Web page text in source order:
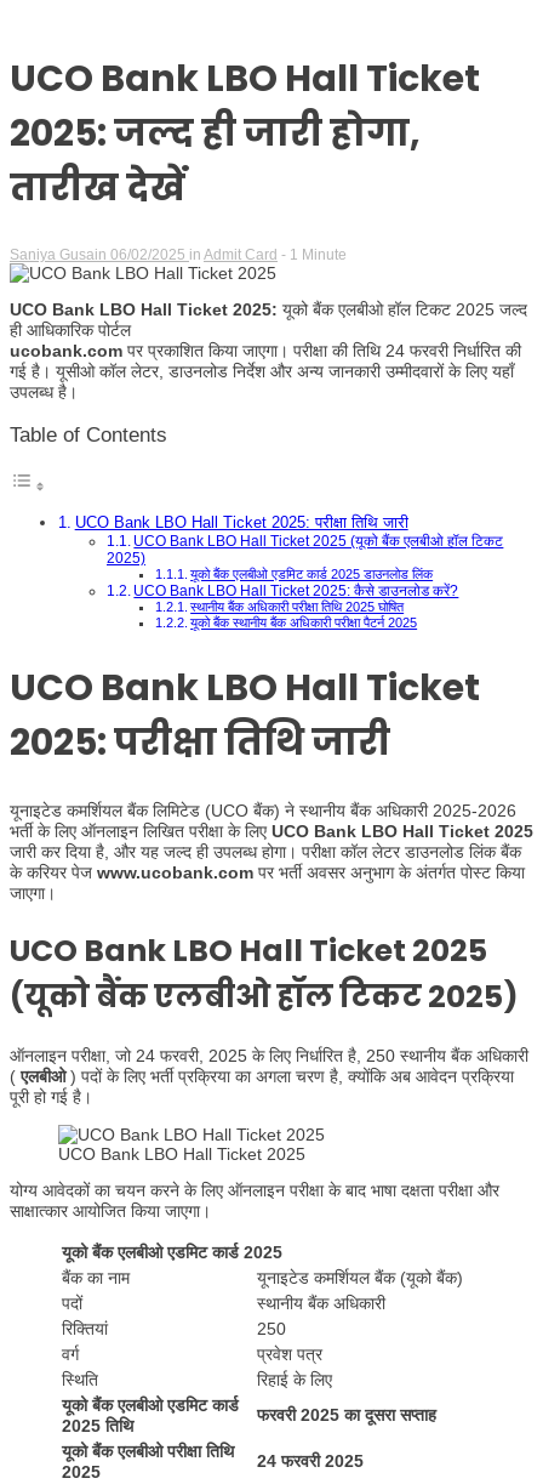
UCO Bank LBO Hall Ticket
2025: जल्द ही जारी होगा,
तारीख देखें
Saniya Gusain 06/02/2025 in Admit Card - 1 Minute
UCO Bank LBO Hall Ticket 2025: यूको बैंक एलबीओ हॉल टिकट 2025 जल्द
ही आधिकारिक पोर्टल
ucobank.com पर प्रकाशित किया जाएगा। परीक्षा की तिथि 24 फरवरी निर्धारित की
गई है। यूसीओ कॉल लेटर, डाउनलोड निर्देश और अन्य जानकारी उम्मीदवारों के लिए यहाँ
उपलब्ध है।
Table of Contents
UCO Bank LBO Hall Ticket 2025: परीक्षा तिथि जारी
UCO Bank LBO Hall Ticket 2025 (यूको बैंक एलबीओ हॉल टिकट
2025)
यूको बैंक एलबीओ एडमिट कार्ड 2025 डाउनलोड लिंक
UCO Bank LBO Hall Ticket 2025: कैसे डाउनलोड करें?
स्थानीय बैंक अधिकारी परीक्षा तिथि 2025 घोषित
यूको बैंक स्थानीय बैंक अधिकारी परीक्षा पैटर्न 2025
UCO Bank LBO Hall Ticket
2025:परीक्षा तिथि जारी
यूनाइटेड कमर्शियल बैंक लिमिटेड (UCO बैंक) ने स्थानीय बैंक अधिकारी 2025-2026
भर्ती के लिए ऑनलाइन लिखित परीक्षा के लिए UCO Bank LBO Hall Ticket 2025
जारी कर दिया है, और यह जल्द ही उपलब्ध होगा। परीक्षा कॉल लेटर डाउनलोड लिंक बैंक
के करियर पेज www.ucobank.com पर भर्ती अवसर अनुभाग के अंतर्गत पोस्ट किया
जाएगा।
UCO Bank LBO Hall Ticket 2025
(यूको बैंक एलबीओ हॉल टिकट 2025)
ऑनलाइन परीक्षा, जो 24 फरवरी, 2025 के लिए निर्धारित है, 250 स्थानीय बैंक अधिकारी
(एलबीओ) पदों के लिए भर्ती प्रक्रिया का अगला चरण है, क्योंकि अब आवेदन प्रक्रिया
पूरी हो गई है।
UCO Bank LBO Hall Ticket 2025
योग्य आवेदकों का चयन करने के लिए ऑनलाइन परीक्षा के बाद भाषा दक्षता परीक्षा और
साक्षात्कार आयोजित किया जाएगा।
यूको बैंक एलबीओ एडमिट कार्ड 2025
बैंक का नाम
यूनाइटेड कमर्शियल बैंक (यूको बैंक)
पदों
स्थानीय बैंक अधिकारी
रिक्तियां
250
वर्ग
प्रवेश पत्र
स्थिति
रिहाई के लिए
यूको बैंक एलबीओ एडमिट कार्ड
2025 तिथि
फरवरी 2025 का दूसरा सप्ताह
यूको बैंक एलबीओ परीक्षा तिथि
2025
24 फरवरी 2025